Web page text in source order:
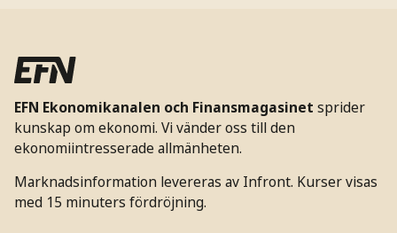
EFN Ekonomikanalen och Finansmagasinet sprider
kunskap om ekonomi. Vi vänder oss till den
ekonomiintresserade allmänheten.
Marknadsinformation levereras av Infront. Kurser visas
med 15 minuters fördröjning.